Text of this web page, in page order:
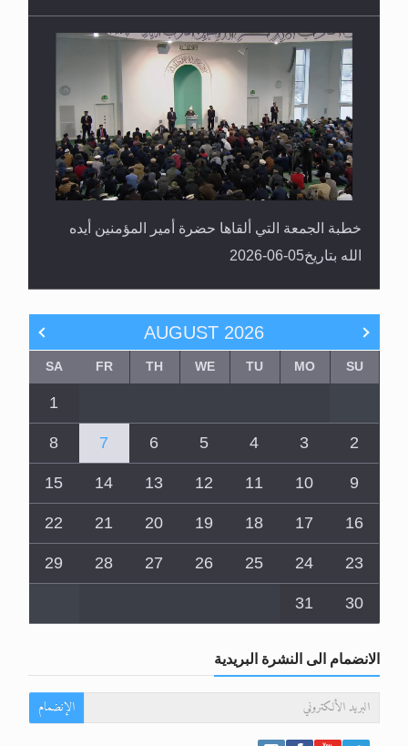
خطبة الجمعة التي ألقاها حضرة أمير المؤمنين أيده
الله بتاريخ05-06-2026
AUGUST 2026
SU
MO
TU
WE
TH
FR
SA
1
2
3
4
5
6
7
8
9
10
11
12
13
14
15
16
17
18
19
20
21
22
23
24
25
26
27
28
29
30
31
الانضمام الى النشرة البريدية
الإنضمام